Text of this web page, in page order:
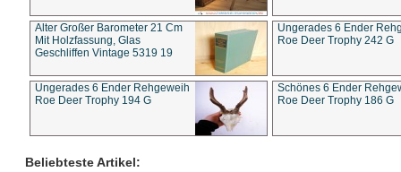
Alter Großer Barometer 21 Cm
Mit Holzfassung, Glas
Geschliffen Vintage 5319 19
Ungerades 6 Ender
Roe Deer Trophy 242 G
Ungerades 6 Ender Rehgeweih
Roe Deer Trophy 194 G
Schönes 6 Ender
Roe Deer Trophy 186 G
Beliebteste Artikel: